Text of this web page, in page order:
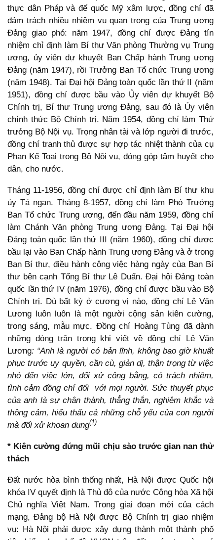
thực dân Pháp và đế quốc Mỹ xâm lược, đồng chí đã
đảm trách nhiều nhiệm vụ quan trọng của Trung ương
Đảng giao phó: năm 1947, đồng chí được Đảng tín
nhiệm chỉ định làm Bí thư Văn phòng Thường vụ Trung
ương, ủy viên dự khuyết Ban Chấp hành Trung ương
Đảng (năm 1947), rồi Trưởng Ban Tổ chức Trung ương
(năm 1948). Tại Đại hội Đảng toàn quốc lần thứ II (năm
1951), đồng chí được bầu vào Ủy viên dự khuyết Bộ
Chính trị, Bí thư Trung ương Đảng, sau đó là Ủy viên
chính thức Bộ Chính trị. Năm 1954, đồng chí làm Thứ
trưởng Bộ Nội vụ. Trọng nhân tài và lớp người đi trước,
đồng chí tranh thủ được sự hợp tác nhiệt thành của cụ
Phan Kế Toại trong Bộ Nội vụ, đóng góp tâm huyết cho
dân, cho nước.
Tháng 11-1956, đồng chí được chỉ định làm Bí thư khu
ủy Tả ngạn. Tháng 8-1957, đồng chí làm Phó Trưởng
Ban Tổ chức Trung ương, đến đầu năm 1959, đồng chí
làm Chánh Văn phòng Trung ương Đảng. Tại Đại hội
Đảng toàn quốc lần thứ III (năm 1960), đồng chí được
bầu lại vào Ban Chấp hành Trung ương Đảng và ở trong
Ban Bí thư, điều hành công việc hàng ngày của Ban Bí
thư bên cạnh Tổng Bí thư Lê Duẩn. Đại hội Đảng toàn
quốc lần thứ IV (năm 1976), đồng chí được bầu vào Bộ
Chính trị. Dù bất kỳ ở cương vị nào, đồng chí Lê Văn
Lương luôn luôn là một người cộng sản kiên cường,
trong sáng, mẫu mực. Đồng chí Hoàng Tùng đã dành
những dòng trân trọng khi viết về đồng chí Lê Văn
Lương: “Anh là người có bản lĩnh, không bao giờ khuất
phục trước uy quyền, cần cù, giản dị, thận trọng từ việc
nhỏ đến việc lớn, đối xử công bằng, có trách nhiệm,
tình cảm đồng chí đối với mọi người. Sức thuyết phục
của anh là sự chân thành, thẳng thắn, nghiêm khắc và
thông cảm, hiểu thấu cả những chỗ yếu của con người
mà đối xử khoan dung(1)
* Kiên cường đứng mũi chịu sào trước gian nan thử
thách
Đất nước hòa bình thống nhất, Hà Nội được Quốc hội
khóa IV quyết định là Thủ đô của nước Công hòa Xã hội
Chủ nghĩa Việt Nam. Trong giai đoạn mới của cách
mạng, Đảng bộ Hà Nội được Bộ Chính trị giao nhiệm
vụ: Hà Nội phải được xây dựng thành một thành phố